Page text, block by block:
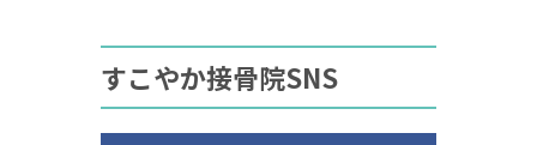
すこやか接骨院SNS